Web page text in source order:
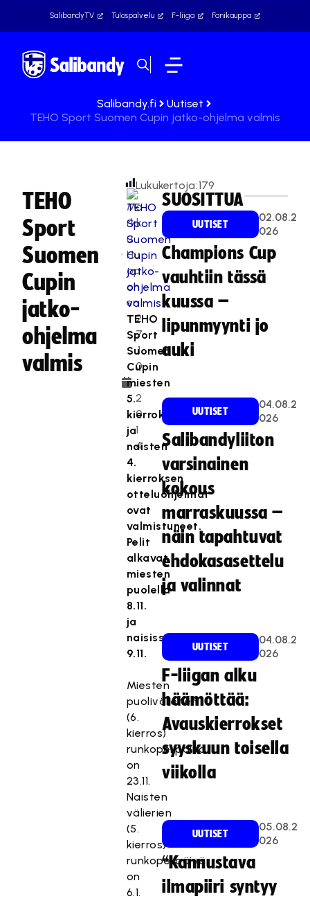
SalibandyTV Tulospalvelu F-liiga Fanikauppa
Salibandy.fi
Uutiset
TEHO Sport Suomen Cupin jatko-ohjelma valmis
TEHO
Sport
Suomen
Cupin
jatko-
ohjelma
valmis
Ma
rkk
u
Hu
op
on
en
2
7
.1
0
.
2
0
1
4
Lukukertoja:179
TEHO
Sport
Suomen
Cupin
miesten
5.
kierroksen
ja
naisten
4.
kierroksen
otteluohjelmat
ovat
valmistuneet.
Pelit
alkavat
miesten
puolella
8.11.
ja
naisissa
9.11.
Miesten
puolivälierien
(6.
kierros)
runkopelipäivä
on
23.11.
Naisten
välierien
(5.
kierros)
runkopelipäivä
on
6.1.
SUOSITTUA
UUTISET
02.08.2
026
Champions Cup
vauhtiin tässä
kuussa –
lipunmyynti jo
auki
UUTISET
04.08.2
026
Salibandyliiton
varsinainen
kokous
marraskuussa –
näin tapahtuvat
ehdokasasettelu
ja valinnat
UUTISET
04.08.2
026
F-liigan alku
häämöttää:
Avauskierrokset
syyskuun toisella
viikolla
UUTISET
05.08.2
026
“Kannustava
ilmapiiri syntyy